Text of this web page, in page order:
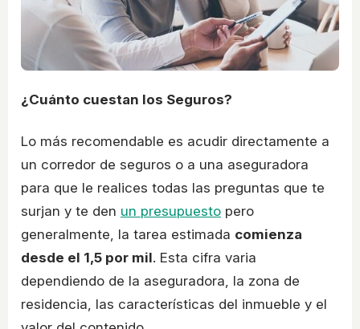
¿Cuánto cuestan los Seguros?
Lo más recomendable es acudir directamente a
un corredor de seguros o a una aseguradora
para que le realices todas las preguntas que te
surjan y te den un presupuesto pero
generalmente, la tarea estimada comienza
desde el 1,5 por mil. Esta cifra varia
dependiendo de la aseguradora, la zona de
residencia, las características del inmueble y el